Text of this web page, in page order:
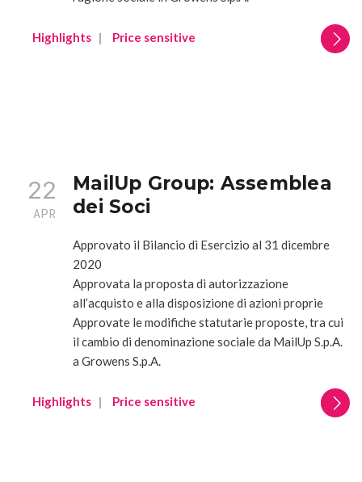
Highlights Price sensitive
Highlights Price sensitive
22
APR
MailUp Group: Assemblea
dei Soci
Approvato il Bilancio di Esercizio al 31 dicembre
2020
Approvata la proposta di autorizzazione
all’acquisto e alla disposizione di azioni proprie
Approvate le modifiche statutarie proposte, tra cui
il cambio di denominazione sociale da MailUp S.p.A.
a Growens S.p.A.